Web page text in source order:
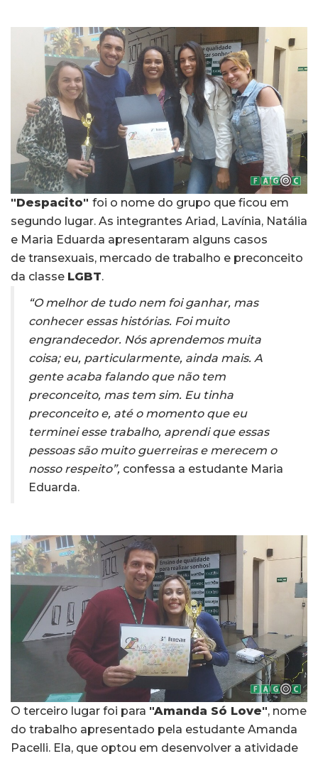
"Despacito" foi o nome do grupo que ficou em
segundo lugar. As integrantes Ariad, Lavínia, Natália
e Maria Eduarda apresentaram alguns casos
de transexuais, mercado de trabalho e preconceito
da classe LGBT.
“O melhor de tudo nem foi ganhar, mas
conhecer essas histórias. Foi muito
engrandecedor. Nós aprendemos muita
coisa; eu, particularmente, ainda mais. A
gente acaba falando que não tem
preconceito, mas tem sim. Eu tinha
preconceito e, até o momento que eu
terminei esse trabalho, aprendi que essas
pessoas são muito guerreiras e merecem o
nosso respeito”, confessa a estudante Maria
Eduarda.
O terceiro lugar foi para "Amanda Só Love", nome
do trabalho apresentado pela estudante Amanda
Pacelli. Ela, que optou em desenvolver a atividade